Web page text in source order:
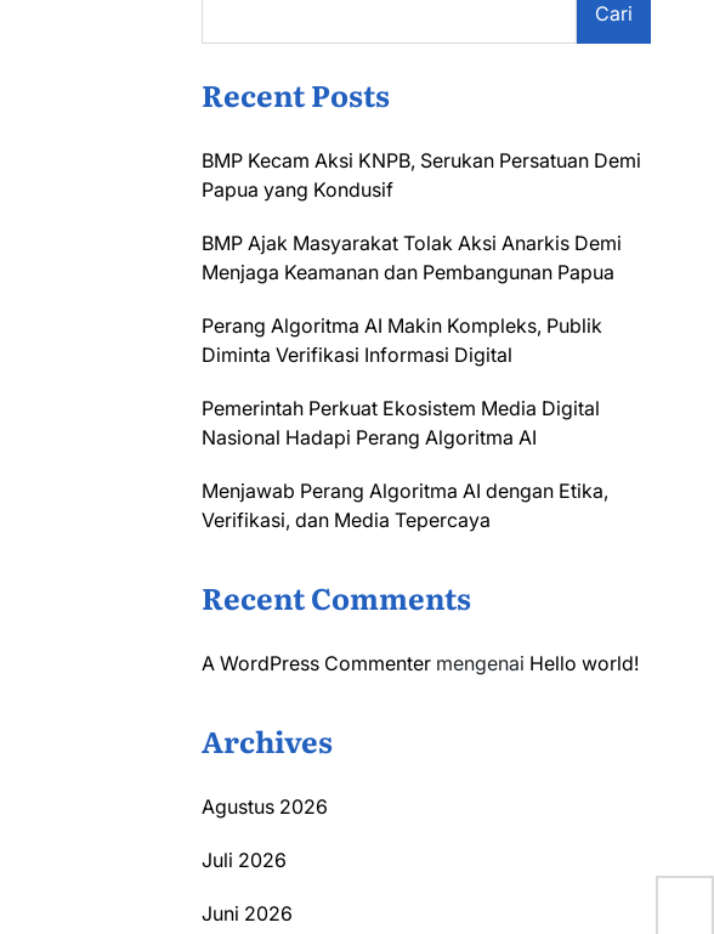
Cari
Recent Posts
BMP Kecam Aksi KNPB, Serukan Persatuan Demi
Papua yang Kondusif
BMP Ajak Masyarakat Tolak Aksi Anarkis Demi
Menjaga Keamanan dan Pembangunan Papua
Perang Algoritma AI Makin Kompleks, Publik
Diminta Verifikasi Informasi Digital
Pemerintah Perkuat Ekosistem Media Digital
Nasional Hadapi Perang Algoritma AI
Menjawab Perang Algoritma AI dengan Etika,
Verifikasi, dan Media Tepercaya
Recent Comments
A WordPress Commenter mengenai Hello world!
Archives
Agustus 2026
Juli 2026
Juni 2026